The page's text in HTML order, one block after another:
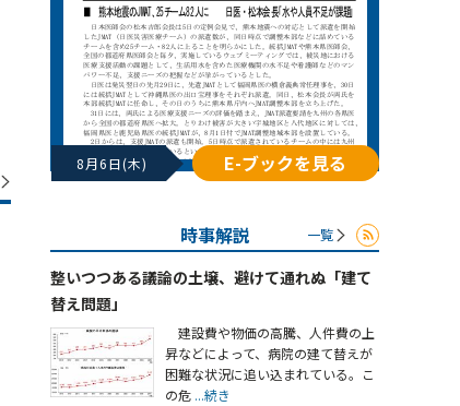
8月6日(木) E-ブックを見る
時事解説 一覧
整いつつある議論の土壌、避けて通れぬ「建て
替え問題」
建設費や物価の高騰、人件費の上
昇などによって、病院の建て替えが
困難な状況に追い込まれている。こ
の危 ...続き